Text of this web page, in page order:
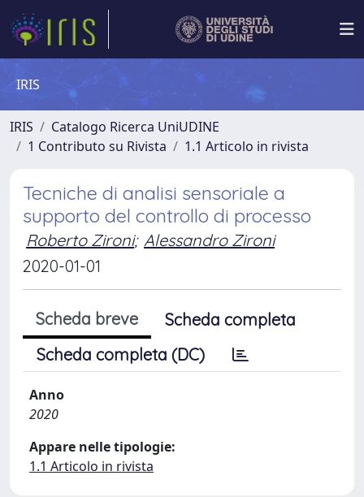
IRIS
IRIS
Catalogo Ricerca UniUDINE
1 Contributo su Rivista
1.1 Articolo in rivista
Tecniche di analisi sensoriale a
supporto del controllo di processo
Roberto Zironi; Alessandro Zironi
2020-01-01
Scheda breve
Scheda completa
Scheda completa (DC)
Anno
2020
Appare nelle tipologie:
1.1 Articolo in rivista